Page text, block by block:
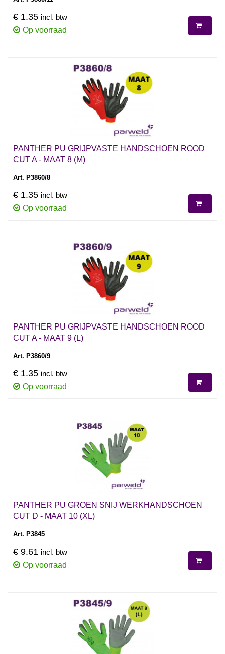
€ 1.35 incl. btw
Op voorraad
PANTHER PU GRIJPVASTE HANDSCHOEN ROOD
CUT A - MAAT 8 (M)
Art. P3860/8
€ 1.35 incl. btw
Op voorraad
PANTHER PU GRIJPVASTE HANDSCHOEN ROOD
CUT A - MAAT 9 (L)
Art. P3860/9
€ 1.35 incl. btw
Op voorraad
PANTHER PU GROEN SNIJ WERKHANDSCHOEN
CUT D - MAAT 10 (XL)
Art. P3845
€ 9.61 incl. btw
Op voorraad